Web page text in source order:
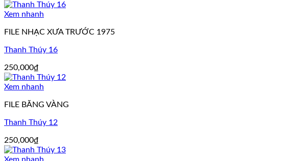
Xem nhanh
FILE NHẠC XƯA TRƯỚC 1975
Thanh Thúy 16
250,000₫
Xem nhanh
FILE BĂNG VÀNG
Thanh Thúy 12
250,000₫